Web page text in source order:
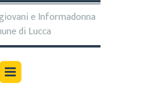
e Informadonna
di Lucca